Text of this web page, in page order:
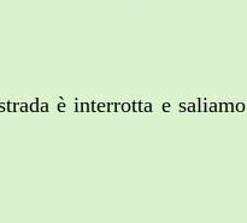
è interrotta e